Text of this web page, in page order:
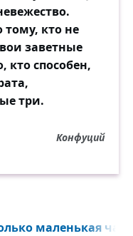
кто не
заветные
кто способен,
три.
Конфуций
маленькая